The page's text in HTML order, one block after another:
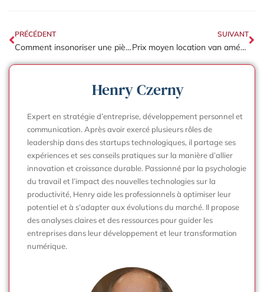
PRÉCÉDENT
Comment insonoriser une pièce qui résonne : la solution acoustique pour bureaux et espaces professionnels
SUIVANT
Prix moyen location van aménagé : quels coûts pour un service de luxe à Paris ?
Henry Czerny
Expert en stratégie d’entreprise, développement personnel et
communication. Après avoir exercé plusieurs rôles de
leadership dans des startups technologiques, il partage ses
expériences et ses conseils pratiques sur la manière d’allier
innovation et croissance durable. Passionné par la psychologie
du travail et l’impact des nouvelles technologies sur la
productivité, Henry aide les professionnels à optimiser leur
potentiel et à s’adapter aux évolutions du marché. Il propose
des analyses claires et des ressources pour guider les
entreprises dans leur développement et leur transformation
numérique.